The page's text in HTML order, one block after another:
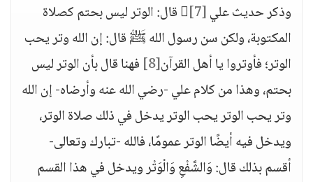
وذكر حديث علي [7] قال: الوتر ليس بحتم كصلاة
المكتوبة، ولكن سن رسول الله ﷺ قال: إن الله وتر يحب
الوتر؛ فأوتروا يا أهل القرآن[8]
فهنا قال بأن الوتر ليس
بحتم، وهذا من كلام علي -رضي الله عنه وأرضاه- إن الله
وتر يحب الوتر يحب الوتر يدخل في ذلك صلاة الوتر،
ويدخل فيه أيضًا الوتر عمومًا، فالله -تبارك وتعالى-
أقسم بذلك قال: وَالشَّفْعِ وَالْوَتْر ويدخل في هذا القسم